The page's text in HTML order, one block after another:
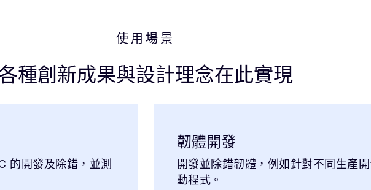
使用場景
種創新成果與設計理念在此實現
的開發及除錯，並測
韌體開發
開發並除錯韌體，例如針對不同生產
動程式。